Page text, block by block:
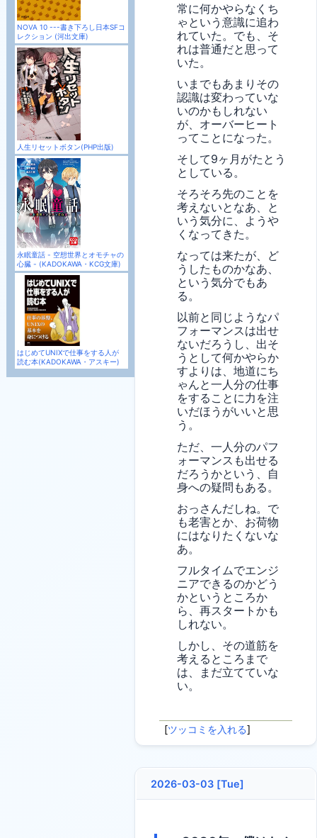
NOVA 10 ---書き下ろし日本SFコ
レクション (河出文庫)
人生リセットボタン(PHP出版)
永眠童話 - 空想世界とオモチャの
心臓 - (KADOKAWA・KCG文庫)
はじめてUNIXで仕事をする人が
読む本(KADOKAWA・アスキー)
常に何かやらなくち
ゃという意識に追わ
れていた。でも、そ
れは普通だと思って
いた。
いまでもあまりその
認識は変わっていな
いのかもしれない
が、オーバーヒート
ってことになった。
そして9ヶ月がたとう
としている。
そろそろ先のことを
考えないとなあ、と
いう気分に、ようや
くなってきた。
なっては来たが、ど
うしたものかなあ、
という気分でもあ
る。
以前と同じようなパ
フォーマンスは出せ
ないだろうし、出そ
うとして何かやらか
すよりは、地道にち
ゃんと一人分の仕事
をすることに力を注
いだほうがいいと思
う。
ただ、一人分のパフ
ォーマンスも出せる
だろうかという、自
身への疑問もある。
おっさんだしね。で
も老害とか、お荷物
にはなりたくないな
あ。
フルタイムでエンジ
ニアできるのかどう
かというところか
ら、再スタートかも
しれない。
しかし、その道筋を
考えるところまで
は、まだ立てていな
い。
[ツッコミを入れる]
2026-03-03 [Tue]